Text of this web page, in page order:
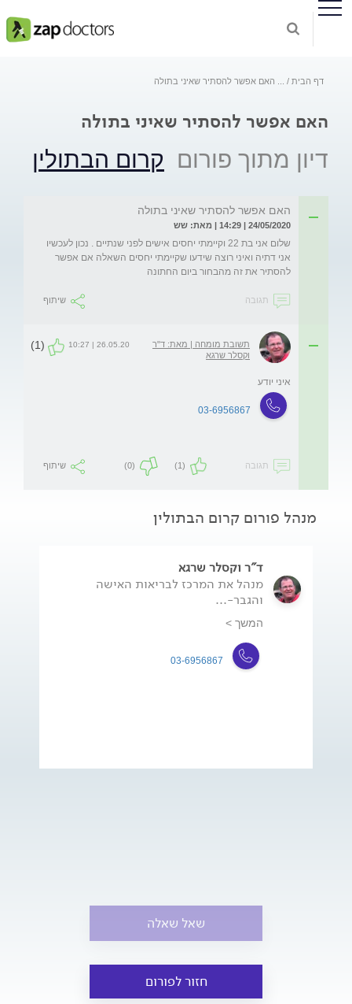
דף הבית האם אפשר להסתיר שאיני בתולה
האם אפשר להסתיר שאיני בתולה
דיון מתוך פורום קרום הבתולין
האם אפשר להסתיר שאיני בתולה
24/05/2020 | 14:29 | מאת: שש
שלום אני בת 22 וקיימתי יחסים אישים לפני שנתיים . נכון לעכשיו
אני דתיה ואיני רוצה שידעו שקיימתי יחסים השאלה אם אפשר
להסתיר את זה מהבחור ביום החתונה
תגובה שיתוף
תשובת מומחה | מאת: ד"ר
וקסלר שרגא
26.05.20 | 10:27
(1)
איני יודע
03-6956867
תגובה (1)
(0) שיתוף
מנהל פורום קרום הבתולין
ד"ר וקסלר שרגא
מנהל את המרכז לבריאות האישה
והגבר-...
המשך >
03-6956867
שאל שאלה
חזור לפורום